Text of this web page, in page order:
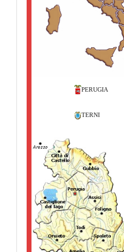
PERUGIA
TERNI